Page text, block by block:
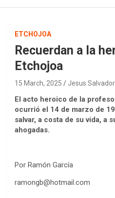
ETCHOJOA
Recuerdan a la
Etchojoa
15 March, 2025 Jesus
El acto heroico de la
ocurrió el 14 de marzo de
salvar, a costa de su vida, a
ahogadas.
Por Ramón García
ramongb@hotmail.com